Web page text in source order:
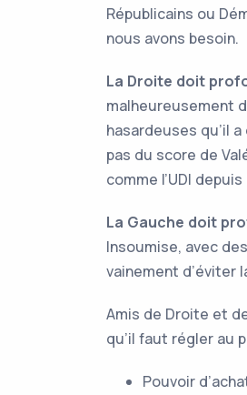
Républicains ou
nous avons besoin.
La Droite doit
malheureusement
hasardeuses qu’il
pas du score de
comme l’UDI
La Gauche doit
Insoumise, avec
vainement d’éviter
Amis de Droite et
qu’il faut régler au
Pouvoir